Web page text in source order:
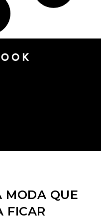
MODA QUE
FICAR